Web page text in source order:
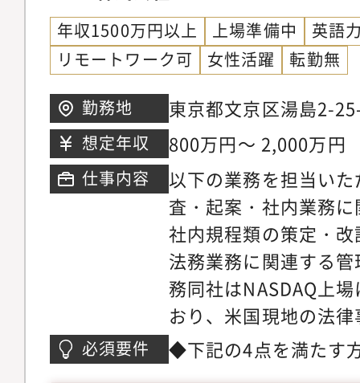
面でのコーポレート
後輩のマネージメン
務の面白み・魅力た
するだけではなく、
う推進していくかと
を重視している風土
ンスも高く、現場と
ンです。■募集部署の
トガバナンス統括部
のミッション】・グ
適切にモニタリング
築を通じて、企業価
社最適の観点でのコ
年収1500万円以上 上場準備中
英語
リモートワーク可
女性活躍 転勤無
勤務地 東京都文京区湯島2-
想定年収 800万円～ 2,000万円
仕事内容
以下の業務を担当い
査・起案・社内業務
社内規程類の策定・
法務業務に関連する
務同社はNASDAQ上
おり、米国現地の法
打ち合わせも発生し
必須要件
◆下記の4点を満たす